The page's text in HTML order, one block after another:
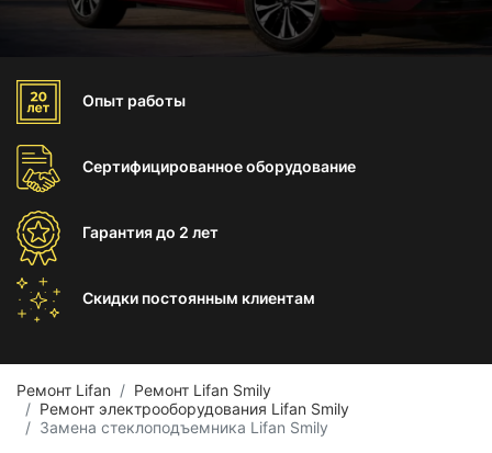
Опыт работы
Сертифицированноеоборудование
Гарантиядо 2 лет
Скидки постоянным клиентам
Ремонт Lifan
Ремонт Lifan Smily
Ремонт электрооборудования Lifan Smily
Замена стеклоподъемника Lifan Smily